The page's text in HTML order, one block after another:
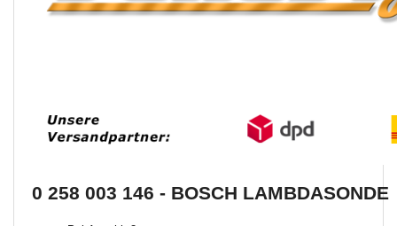
0 258 003 146 - BOSCH LAMBDASONDE